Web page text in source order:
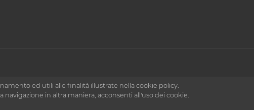
ed utili alle finalità illustrate nella cookie policy.
in altra maniera, acconsenti all'uso dei cookie.